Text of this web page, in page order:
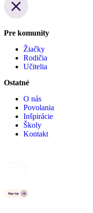
Pre komunity
Žiačky
Rodičia
Učitelia
Ostatné
O nás
Povolania
Inšpirácie
Školy
Kontakt